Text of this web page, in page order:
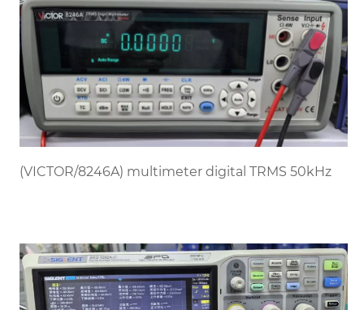
(VICTOR/8246A) multimeter digital TRMS 50kHz